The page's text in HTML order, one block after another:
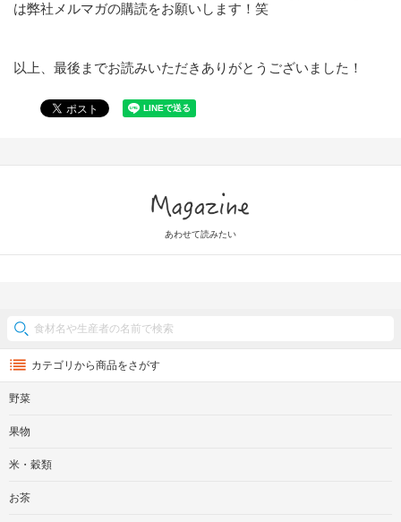
は弊社メルマガの購読をお願いします！笑
以上、最後までお読みいただきありがとうございました！
あわせて読みたい
カテゴリから商品をさがす
野菜
果物
米・穀類
お茶